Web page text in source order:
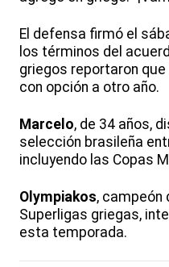
El defensa firmó el
los términos del
griegos reportaron
con opción a otro año.
Marcelo, de 34 años,
selección brasileña
incluyendo las Copas
Olympiakos,
Superligas griegas,
esta temporada.